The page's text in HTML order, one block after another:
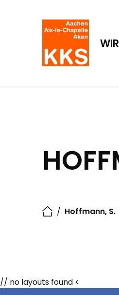
WIR
/ Hoffmann, S.
// no layouts found <